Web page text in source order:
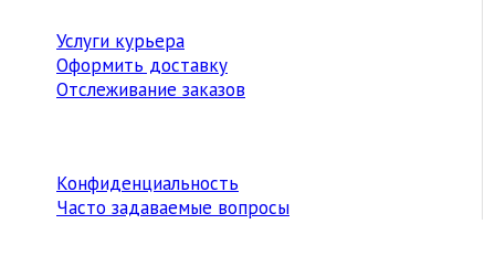
Услуги курьера
Оформить доставку
Отслеживание заказов
Конфиденциальность
Часто задаваемые вопросы